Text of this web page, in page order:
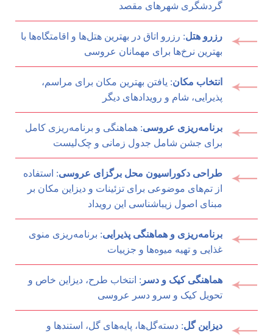
گردشگری شهرهای مقصد
رزرو هتل: رزرو اتاق در بهترین هتل‌ها و اقامتگاه‌ها با
بهترین نرخ‌ها برای مهمانان عروسی
انتخاب مکان: یافتن بهترین مکان برای مراسم،
پذیرایی، شام و رویدادهای دیگر
برنامه‌ریزی عروسی: هماهنگی و برنامه‌ریزی کامل
برای جشن شامل جدول زمانی و چک‌لیست
طراحی دکوراسیون محل برگزای عروسی: استفاده
از تم‌های موضوعی برای تزئینات و دیزاین مکان بر
مبنای اصول زیباشناسی این رویداد
برنامه‌ریزی و هماهنگی پذیرایی: برنامه‌ریزی منوی
غذایی و تهیه میوه‌ها و جزییات
هماهنگی کیک و دسر : انتخاب طرح، دیزاین خاص و
تحویل کیک و سرو دسر عروسی
دیزاین گل: دسته‌گل‌ها، پایه‌های گل، استندها و